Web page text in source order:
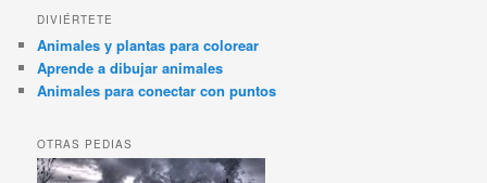
DIVIÉRTETE
Animales y plantas para colorear
Aprende a dibujar animales
Animales para conectar con puntos
OTRAS PEDIAS